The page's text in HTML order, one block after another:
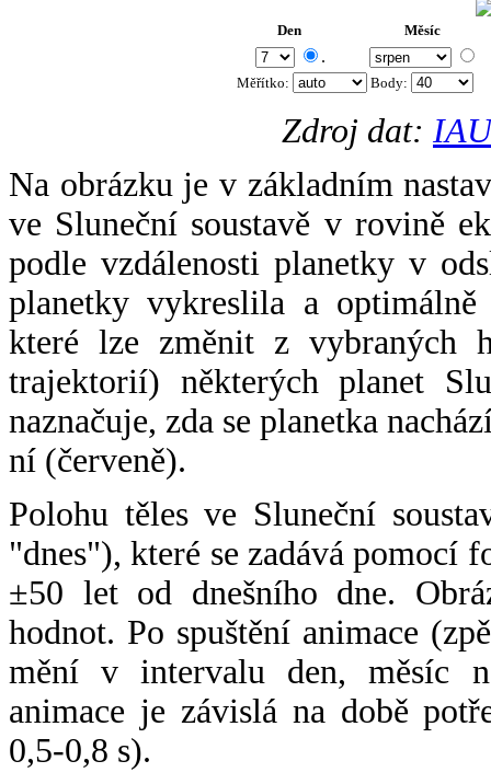
Den Měsíc
.
Měřítko: Body:
Zdroj dat:
Na obrázku je v základním
ve Sluneční soustavě v rovině
podle vzdálenosti planetky v
planetky vykreslila a
které lze změnit z vybraných
trajektorií) některých planet
naznačuje, zda se planetka
ní (červeně).
Polohu těles ve Sluneční
"dnes"), které se zadává pomocí
±50 let od dnešního dne.
hodnot. Po spuštění animace
mění v intervalu den, měsíc
animace je závislá na době
0,5-0,8 s).